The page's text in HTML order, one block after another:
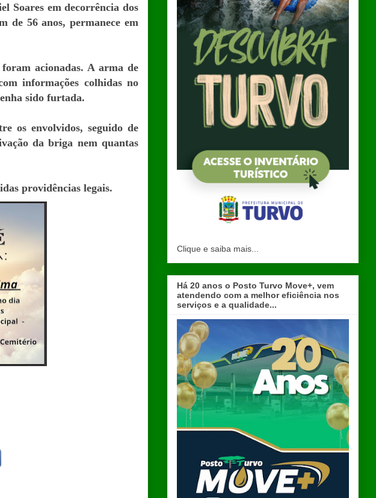
Soares em decorrência dos
de 56 anos, permanece em
acionadas. A arma de
informações colhidas no
sido furtada.
os envolvidos, seguido de
da briga nem quantas
providências legais.
Clique e saiba mais...
Há 20 anos o Posto Turvo Move+, vem
atendendo com a melhor eficiência nos
serviços e a qualidade...